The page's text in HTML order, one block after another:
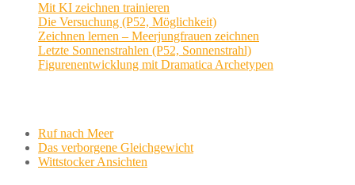
Mit KI zeichnen trainieren
Die Versuchung (P52, Möglichkeit)
Zeichnen lernen – Meerjungfrauen zeichnen
Letzte Sonnenstrahlen (P52, Sonnenstrahl)
Figurenentwicklung mit Dramatica Archetypen
Ruf nach Meer
Das verborgene Gleichgewicht
Wittstocker Ansichten